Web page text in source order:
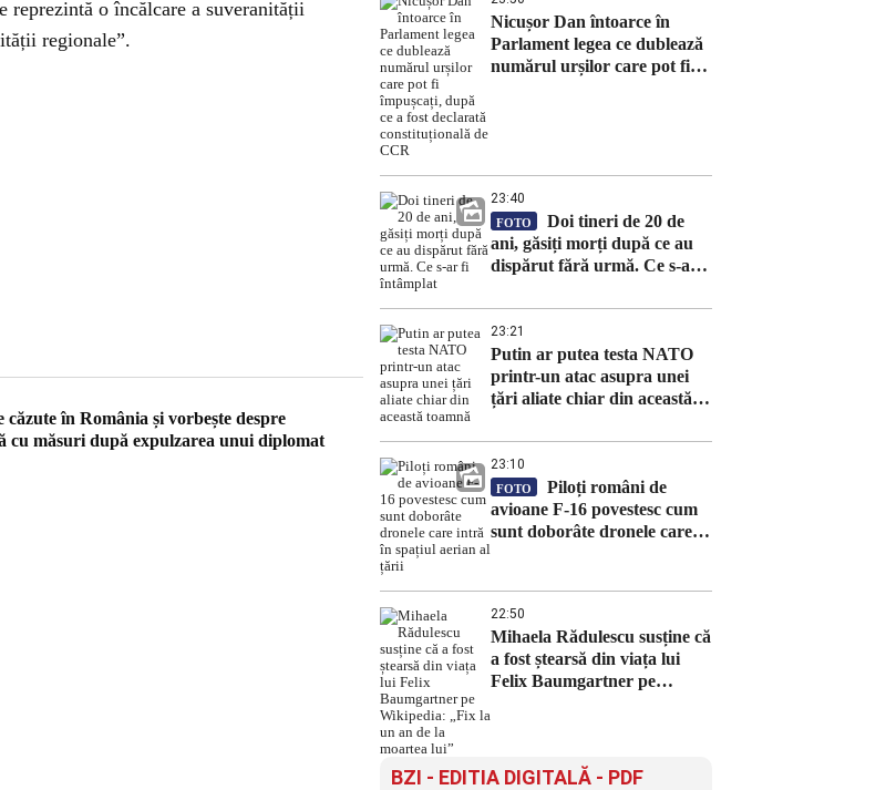
reprezintă o încălcare a suveranității
regionale”.
în România și vorbește despre
cu măsuri după expulzarea unui diplomat
Nicușor Dan întoarce în
Parlament legea ce dublează
numărul urșilor care pot fi
23:40
FOTO
Doi tineri de 20 de
ani, găsiți morți după ce au
dispărut fără urmă. Ce s-ar fi
23:21
Putin ar putea testa NATO
printr-un atac asupra unei
țări aliate chiar din această
23:10
FOTO
Piloți români de
avioane F-16 povestesc cum
sunt doborâte dronele care
22:50
Mihaela Rădulescu susține că
a fost ștearsă din viața lui
Felix Baumgartner pe
BZI - EDITIA DIGITALĂ - PDF